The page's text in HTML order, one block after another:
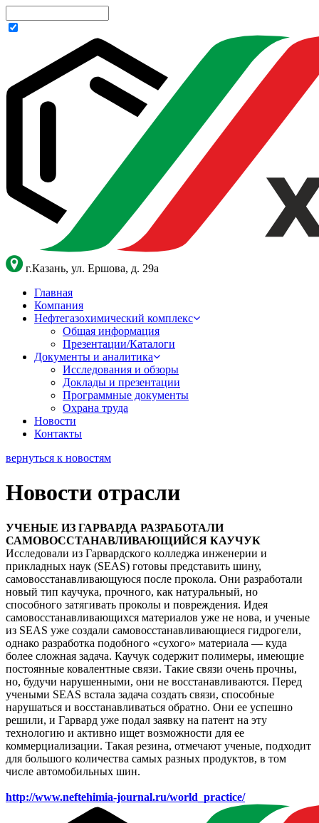
г.Казань, ул. Ершова, д. 29а
Главная
Компания
Нефтегазохимический комплекс
Общая информация
Презентации/Каталоги
Документы и аналитика
Исследования и обзоры
Доклады и презентации
Программные документы
Охрана труда
Новости
Контакты
вернуться к новостям
Новости отрасли
УЧЕНЫЕ ИЗ ГАРВАРДА РАЗРАБОТАЛИ
САМОВОССТАНАВЛИВАЮЩИЙСЯ КАУЧУК
Исследовали из Гарвардского колледжа инженерии и
прикладных наук (SEAS) готовы представить шину,
самовосстанавливающуюся после прокола. Они разработали
новый тип каучука, прочного, как натуральный, но
способного затягивать проколы и повреждения. Идея
самовосстанавливающихся материалов уже не нова, и ученые
из SEAS уже создали самовосстанавливающиеся гидрогели,
однако разработка подобного «сухого» материала — куда
более сложная задача. Каучук содержит полимеры, имеющие
постоянные ковалентные связи. Такие связи очень прочны,
но, будучи нарушенными, они не восстанавливаются. Перед
учеными SEAS встала задача создать связи, способные
нарушаться и восстанавливаться обратно. Они ее успешно
решили, и Гарвард уже подал заявку на патент на эту
технологию и активно ищет возможности для ее
коммерциализации. Такая резина, отмечают ученые, подходит
для большого количества самых разных продуктов, в том
числе автомобильных шин.
http://www.neftehimia-journal.ru/world_practice/